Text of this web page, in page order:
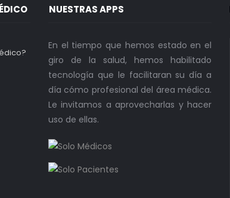
NUESTRAS APPS
En el tiempo que hemos estado en el
giro de la salud, hemos habilitado
tecnología que le facilitaran su día a
día cómo profesional del área médica.
Le invitamos a aprovecharlas y hacer
uso de ellas.